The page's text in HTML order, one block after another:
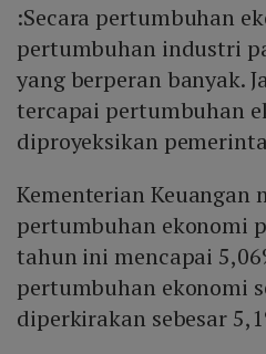
:Secara pertumbuhan
pertumbuhan industri
yang berperan banyak.
tercapai pertumbuhan
diproyeksikan
Kementerian Keuangan
pertumbuhan ekonomi
tahun ini mencapai
pertumbuhan ekonomi
diperkirakan sebesar